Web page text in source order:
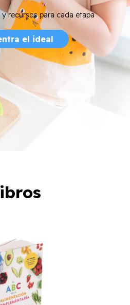
recursos para cada etapa
el ideal